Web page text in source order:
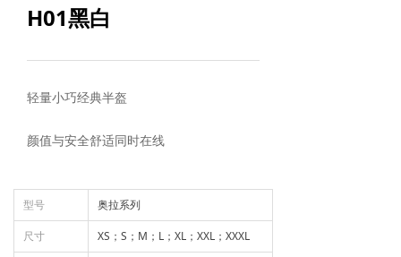
H01黑白
轻量小巧经典半盔
颜值与安全舒适同时在线
型号 奥拉系列
尺寸 XS；S；M；L；XL；XXL；XXXL